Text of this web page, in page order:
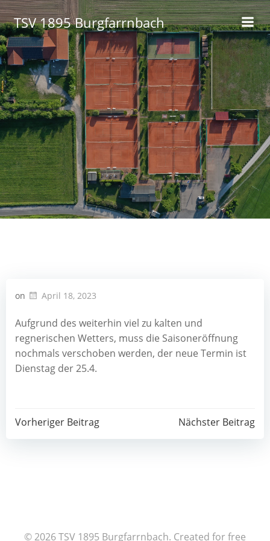
Zum
Inhalt
springen
TSV 1895 Burgfarrnbach
on April 18, 2023
Aufgrund des weiterhin viel zu kalten und
regnerischen Wetters, muss die Saisoneröffnung
nochmals verschoben werden, der neue Termin ist
Dienstag der 25.4.
Post
Vorheriger Beitrag
PostNächster Beitrag
© 2026 TSV 1895 Burgfarrnbach. Created for free